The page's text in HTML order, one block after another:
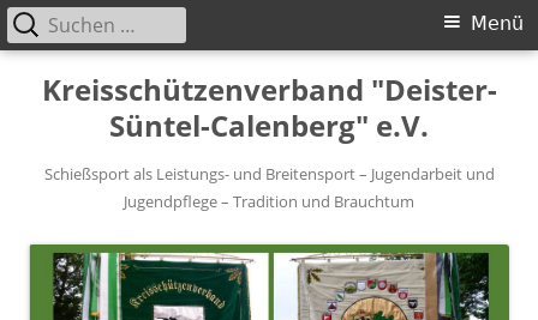
Kreisschützenverband "Deister-
Süntel-Calenberg" e.V.
Schießsport als Leistungs- und Breitensport – Jugendarbeit und
Jugendpflege – Tradition und Brauchtum
Primäres
Menü
Menü
Suchen
nach: